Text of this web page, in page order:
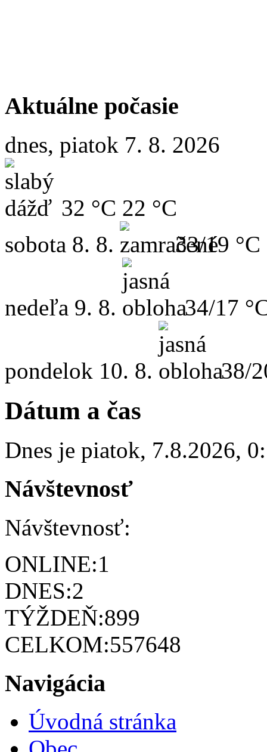
Aktuálne počasie
dnes, piatok 7. 8. 2026
32 °C 22 °C
sobota 8. 8. 33/19 °C
nedeľa 9. 8. 34/17
pondelok 10. 8. 38/
Dátum a čas
Dnes je piatok, 7.8.2026,
Návštevnosť
Návštevnosť:
ONLINE:1
DNES:2
TÝŽDEŇ:899
CELKOM:557648
Navigácia
Úvodná stránka